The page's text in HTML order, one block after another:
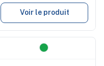
Voir le produit